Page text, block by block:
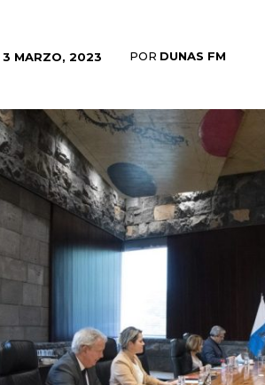
3 MARZO, 2023 POR DUNAS FM